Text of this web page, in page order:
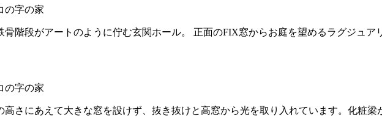
階段がアートのように佇む玄関ホール。 正面のFIX窓からお庭を望めるラグジュア
さにあえて大きな窓を設けず、抜き抜けと高窓から光を取り入れています。化粧梁